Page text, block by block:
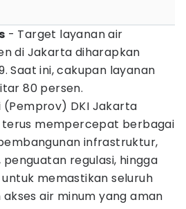
- Target layanan air
di Jakarta diharapkan
Saat ini, cakupan layanan
80 persen.
(Pemprov) DKI Jakarta
terus mempercepat berbagai
infrastruktur,
regulasi, hingga
memastikan seluruh
air minum yang aman